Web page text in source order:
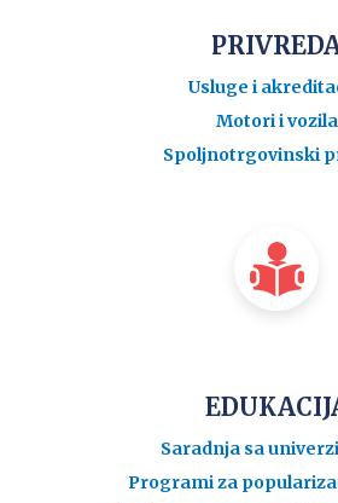
Usluge i
Motori i vozila
Spoljnotrgovinski
Saradnja sa
Programi za